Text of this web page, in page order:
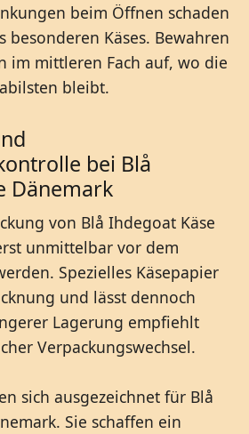
beim Öffnen schaden
besonderen Käses. Bewahren
im mittleren Fach auf, wo die
bleibt.
bei Blå
Dänemark
von Blå Ihdegoat Käse
unmittelbar vor dem
Spezielles Käsepapier
und lässt dennoch
Lagerung empfiehlt
Verpackungswechsel.
sich ausgezeichnet für Blå
Sie schaffen ein